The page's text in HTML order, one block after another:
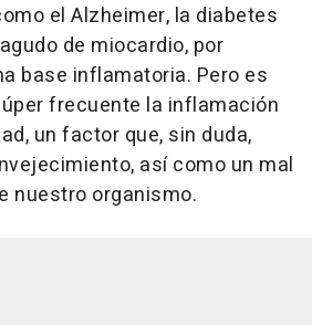
el Alzheimer, la diabetes
de miocardio, por
base inflamatoria. Pero es
frecuente la inflamación
un factor que, sin duda,
así como un mal
nuestro organismo.